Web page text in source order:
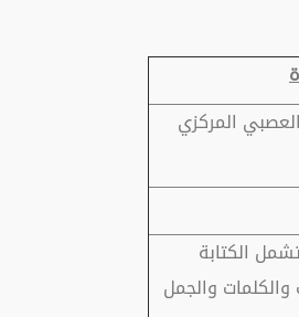
المركزي
الكتابة
والجمل